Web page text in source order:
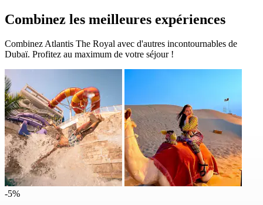
Combinez les meilleures expériences
Combinez Atlantis The Royal avec d'autres incontournables de
Dubaï. Profitez au maximum de votre séjour !
-5%